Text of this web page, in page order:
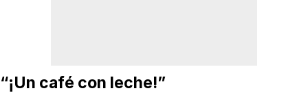
“¡Un café con leche!”